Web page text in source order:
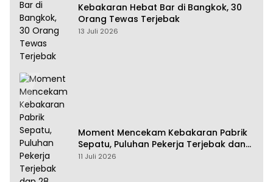
Kebakaran Hebat Bar di Bangkok, 30
Orang Tewas Terjebak
13 Juli 2026
Moment Mencekam Kebakaran Pabrik
Sepatu, Puluhan Pekerja Terjebak dan
28 Orang Tewas
11 Juli 2026